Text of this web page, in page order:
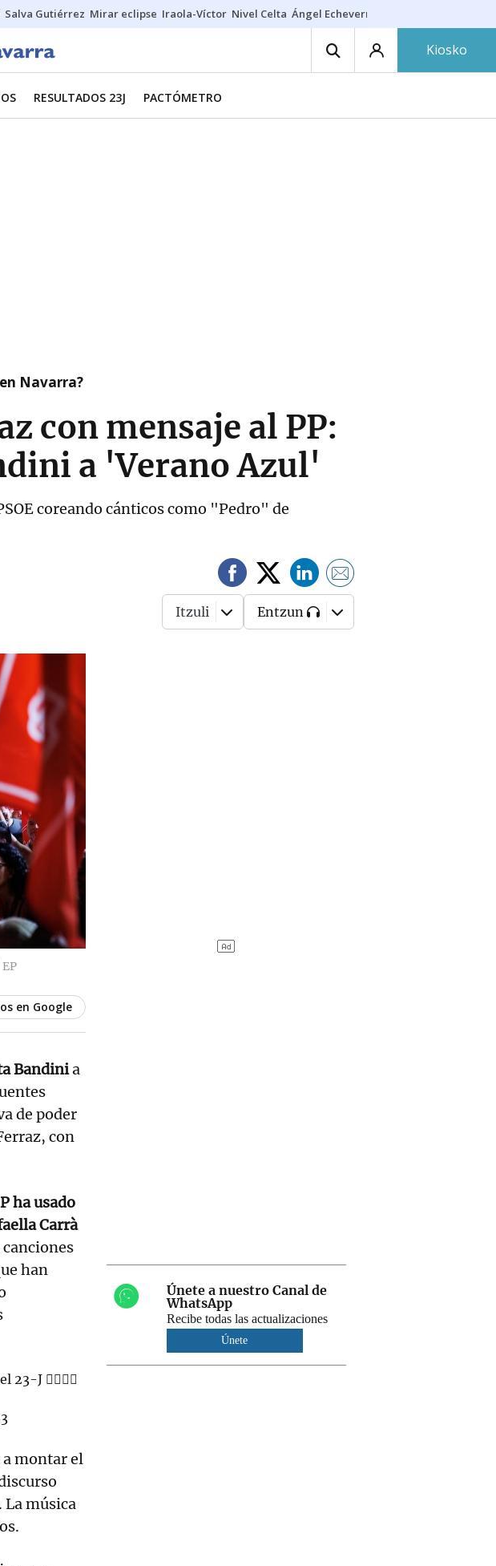
Salva Gutiérrez Mirar eclipse Iraola-Víctor Nivel Celta Ángel Echeverría
Kiosko
RESULTADOS 23J PACTÓMETRO
Navarra?
con mensaje al PP:
a 'Verano Azul'
coreando cánticos como "Pedro" de
Itzuli Entzun
EP
en Google
Bandinia
de poder
con
ha usado
Carrà
canciones
han
J 👇🏻👇🏻
a montar el
La música
Únete a nuestro Canal de
WhatsApp
Recibe todas las actualizaciones
Únete